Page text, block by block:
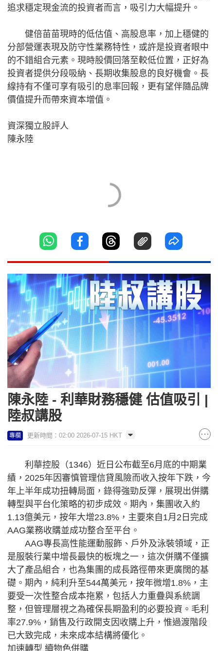
追求穩定現金流的投資者而言，吸引力大幅提升。
健倍苗苗現時的低估值、高股息率，加上穩健的
分部營運表現及防守性業務特性，或許是投資者眼中
的不錯組合元素。現時股價回落至較低位置，正好為
投資者提供分段吸納、長期收集股息的良好機會。長
線持有不僅可享有吸引的息率回報，更有望伴隨品牌
價值提升而帶來資本增值。
資深獨立股評人
陳永陸
陳永陸 - 利華財務穩健 估值吸引 |
陸叔講股
專欄 更新時間：02:00 2026-07-15 HKT
利華控股（1346）近日公布截至6月底的中期業
績，2025年因審慎管理信貸風險而收入按年下跌，今
年上半年成功扭轉局面，錄得強勁反彈，展現出併購
轉型與平台化策略的初步成效。期內，集團收入約
1.13億美元，按年大增23.8%，主要來自1月2日完成
AAG業務收購並成功整合至平台。
AAG專長高性能運動服飾、戶外及泳裝領域，正
是服裝行業中增長最快的板塊之一，這次併購不僅擴
大了產品組合，也為集團的成長路徑帶來更廣闊的基
礎。期內，純利升至544萬美元，按年微增1.8%，主
要受一次性整合成本拖累，包括人力重疊與系統調
整，但管理層視之為確保長期盈利的必要投資。毛利
率27.9%，銷售及行政開支因收購上升，惟過渡階段
已大致完成，未來成本結構將優化。
加速轉型 續物色併購